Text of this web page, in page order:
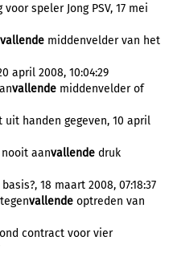
speler Jong PSV, 17 mei
vallende middenvelder van het
april 2008, 10:04:29
vallende middenvelder of
uit handen gegeven, 10 april
aanvallende druk
18 maart 2008, 07:18:37
vallende optreden van
contract voor vier